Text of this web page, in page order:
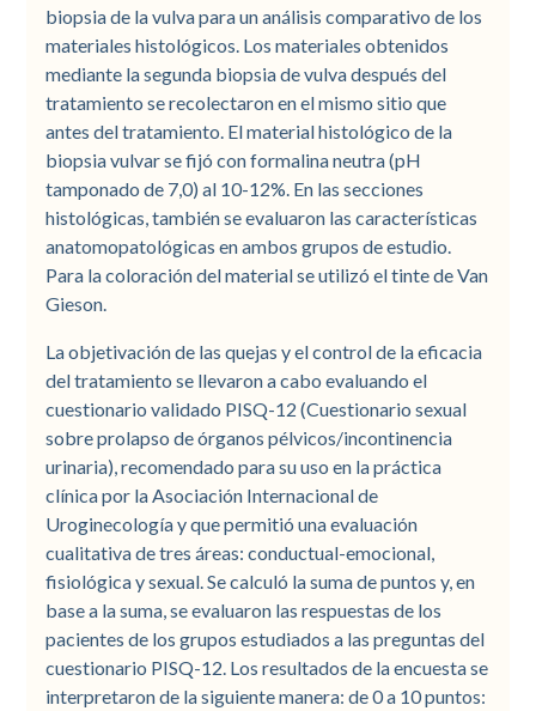
biopsia de la vulva para un análisis comparativo de los
materiales histológicos. Los materiales obtenidos
mediante la segunda biopsia de vulva después del
tratamiento se recolectaron en el mismo sitio que
antes del tratamiento. El material histológico de la
biopsia vulvar se fijó con formalina neutra (pH
tamponado de 7,0) al 10-12%. En las secciones
histológicas, también se evaluaron las características
anatomopatológicas en ambos grupos de estudio.
Para la coloración del material se utilizó el tinte de Van
Gieson.
La objetivación de las quejas y el control de la eficacia
del tratamiento se llevaron a cabo evaluando el
cuestionario validado PISQ-12 (Cuestionario sexual
sobre prolapso de órganos pélvicos/incontinencia
urinaria), recomendado para su uso en la práctica
clínica por la Asociación Internacional de
Uroginecología y que permitió una evaluación
cualitativa de tres áreas: conductual-emocional,
fisiológica y sexual. Se calculó la suma de puntos y, en
base a la suma, se evaluaron las respuestas de los
pacientes de los grupos estudiados a las preguntas del
cuestionario PISQ-12. Los resultados de la encuesta se
interpretaron de la siguiente manera: de 0 a 10 puntos: